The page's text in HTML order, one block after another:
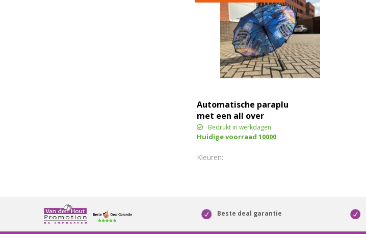
Automatische paraplu
met een all over
bedrukt doek.
Bedrukt in werkdagen
Huidige voorraad10000
Beste deal garantie